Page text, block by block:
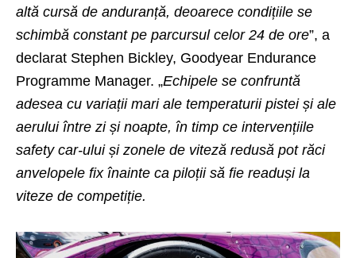
altă cursă de anduranță, deoarece condițiile se
schimbă constant pe parcursul celor 24 de ore”, a
declarat Stephen Bickley, Goodyear Endurance
Programme Manager. „Echipele se confruntă
adesea cu variații mari ale temperaturii pistei și ale
aerului între zi și noapte, în timp ce intervențiile
safety car-ului și zonele de viteză redusă pot răci
anvelopele fix înainte ca piloții să fie readuși la
viteze de competiție.